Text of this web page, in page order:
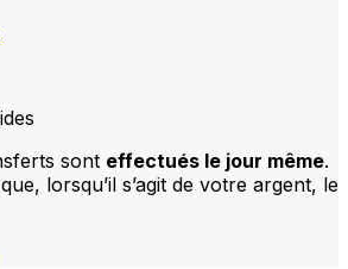
sont effectués le jour même.
lorsqu’il s’agit de votre argent, le